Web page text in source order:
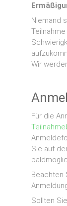
Niemand
Wir
Für die
Sie auf
Beachten
Sollten